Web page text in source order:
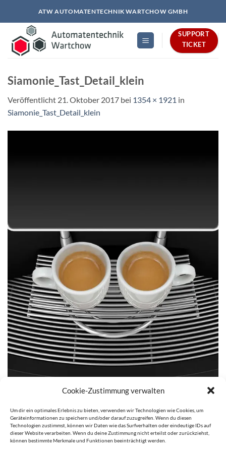
Cookie-Zustimmung verwalten
Um dir ein optimales Erlebnis zu bieten, verwenden wir Technologien wie Cookies, um
Geräteinformationen zu speichern und/oder darauf zuzugreifen. Wenn du diesen
Technologien zustimmst, können wir Daten wie das Surfverhalten oder eindeutige IDs auf
dieser Website verarbeiten. Wenn du deine Zustimmung nicht erteilst oder zurückziehst,
können bestimmte Merkmale und Funktionen beeinträchtigt werden.
springen
ATW AUTOMATENTECHNIK WARTCHOW GMBH
SUPPORT
TICKET
Siamonie_Tast_Detail_klein
Veröffentlicht 21. Oktober 2017 bei 1354 × 1921 in
Siamonie_Tast_Detail_klein